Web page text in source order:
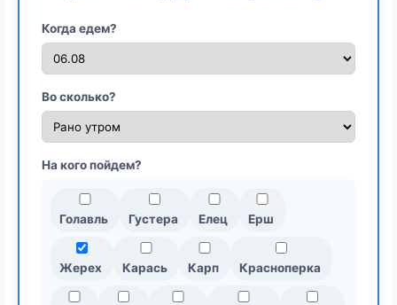
Когда едем?
Во сколько?
На кого пойдем?
Голавль Густера Елец Ерш
Жерех Карась Карп Красноперка